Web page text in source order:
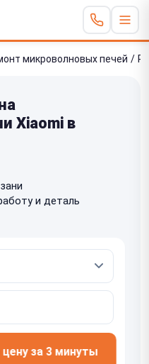
микроволновых печей /
Xiaomi в
и деталь
за 3 минуты